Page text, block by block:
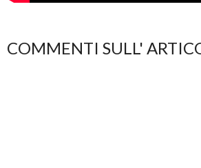
COMMENTI SULL'